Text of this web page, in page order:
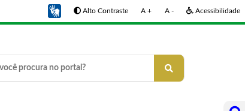
Alto Contraste A + A - Acessibilidade